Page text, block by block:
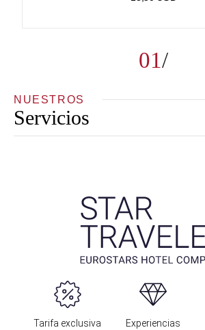
01
NUESTROS
Servicios
Tarifa exclusiva
Experiencias